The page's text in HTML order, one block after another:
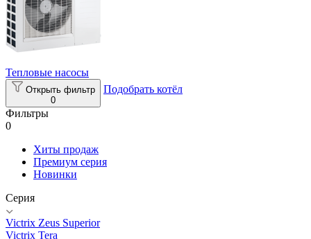
Тепловые насосы
Открыть фильтр
0
Подобрать котёл
Фильтры
0
Хиты продаж
Премиум серия
Новинки
Серия
Victrix Zeus Superior
Victrix Tera